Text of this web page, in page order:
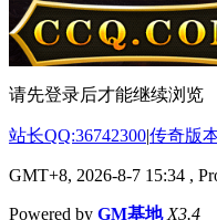
请先登录后才能继续浏览
站长QQ:36742300|传奇版
GMT+8, 2026-8-7 15:34 ,
Powered by GM基地 X3.4